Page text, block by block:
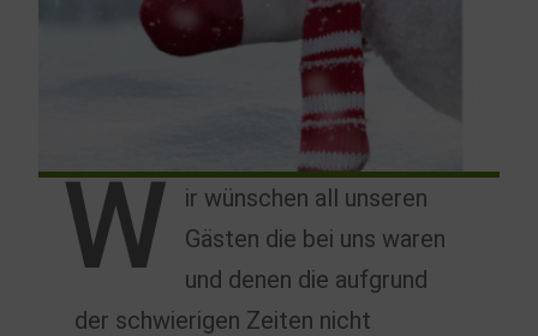
W
ir wünschen all unseren
Gästen die bei uns waren
und denen die aufgrund
der schwierigen Zeiten nicht